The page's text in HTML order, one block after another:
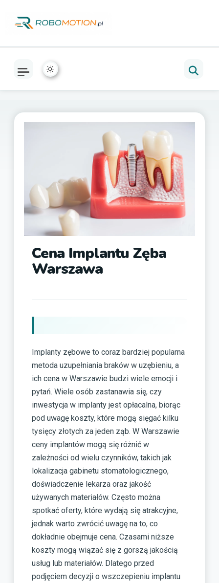
Cena Implantu Zęba
Warszawa
Implanty zębowe to coraz bardziej popularna
metoda uzupełniania braków w uzębieniu, a
ich cena w Warszawie budzi wiele emocji i
pytań. Wiele osób zastanawia się, czy
inwestycja w implanty jest opłacalna, biorąc
pod uwagę koszty, które mogą sięgać kilku
tysięcy złotych za jeden ząb. W Warszawie
ceny implantów mogą się różnić w
zależności od wielu czynników, takich jak
lokalizacja gabinetu stomatologicznego,
doświadczenie lekarza oraz jakość
używanych materiałów. Często można
spotkać oferty, które wydają się atrakcyjne,
jednak warto zwrócić uwagę na to, co
dokładnie obejmuje cena. Czasami niższe
koszty mogą wiązać się z gorszą jakością
usług lub materiałów. Dlatego przed
podjęciem decyzji o wszczepieniu implantu